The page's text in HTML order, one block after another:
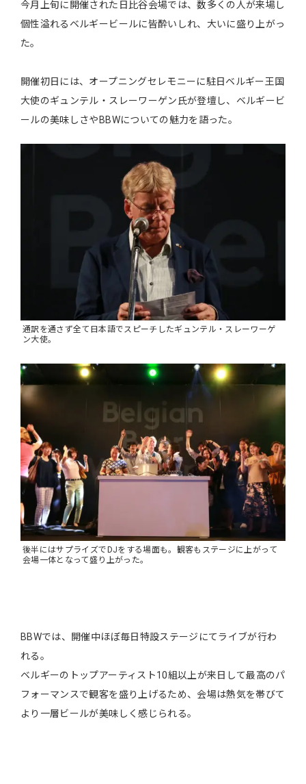
今月上旬に開催された日比谷会場では、数多くの人が来場し
個性溢れるベルギービールに皆酔いしれ、大いに盛り上がっ
た。
開催初日には、オープニングセレモニーに駐日ベルギー王国
大使のギュンテル・スレーワーゲン氏が登壇し、ベルギービ
ールの美味しさやBBWについての魅力を語った。
通訳を通さず全て日本語でスピーチしたギュンテル・スレーワーゲ
ン大使。
後半にはサプライズでDJをする場面も。観客もステージに上がって
会場一体となって盛り上がった。
BBWでは、開催中ほぼ毎日特設ステージにてライブが行わ
れる。
ベルギーのトップアーティスト10組以上が来日して最高のパ
フォーマンスで観客を盛り上げるため、会場は熱気を帯びて
より一層ビールが美味しく感じられる。